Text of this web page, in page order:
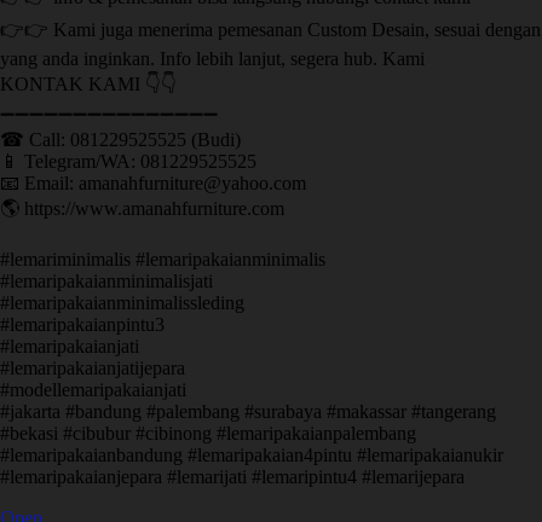
👉👉 Kami juga menerima pemesanan Custom Desain, sesuai dengan
yang anda inginkan. Info lebih lanjut, segera hub. Kami
KONTAK KAMI 👇👇
➖➖➖➖➖➖➖➖➖➖➖➖➖➖➖ ㅤ
☎ Call: 081229525525 (Budi)
📱 Telegram/WA: 081229525525
📧 Email: amanahfurniture@yahoo.com
🌎 https://www.amanahfurniture.com
#lemariminimalis #lemaripakaianminimalis
#lemaripakaianminimalisjati
#lemaripakaianminimalissleding
#lemaripakaianpintu3
#lemaripakaianjati
#lemaripakaianjatijepara
#modellemaripakaianjati
#jakarta #bandung #palembang #surabaya #makassar #tangerang
#bekasi #cibubur #cibinong #lemaripakaianpalembang
#lemaripakaianbandung #lemaripakaian4pintu #lemaripakaianukir
#lemaripakaianjepara #lemarijati #lemaripintu4 #lemarijepara